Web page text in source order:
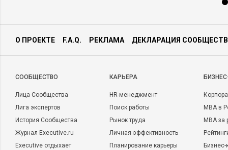
О ПРОЕКТЕ F.A.Q. РЕКЛАМА ДЕКЛАРАЦИЯ
CООБЩЕСТВО
Лица Сообщества
Лига экспертов
История Сообщества
Журнал Executive.ru
Executive отдыхает
КАРЬЕРА
HR-менеджмент
Поиск работы
Рынок труда
Личная эффективность
Планирование карьеры
MBA в
MBA
Бизнес-